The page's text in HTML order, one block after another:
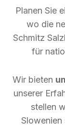
Planen Sie
wo die
Schmitz
für
Wir bieten
unserer
stellen